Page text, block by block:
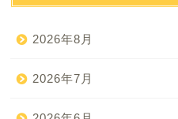
2026年8月
2026年7月